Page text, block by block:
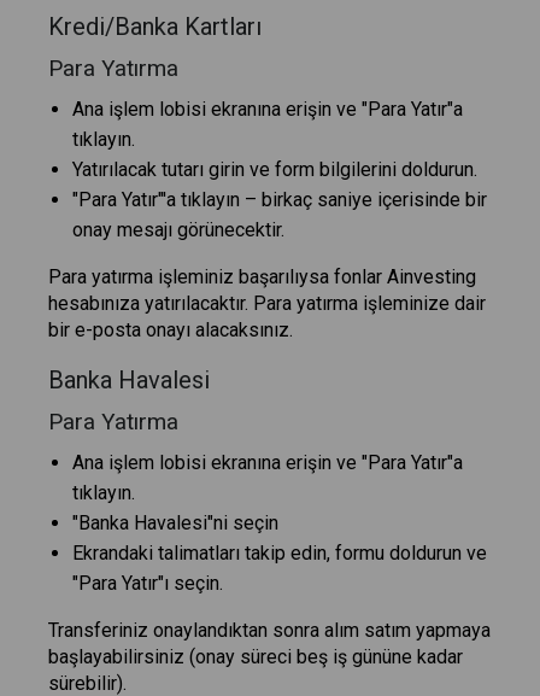
Kredi/Banka Kartları
Para Yatırma
Ana işlem lobisi ekranına erişin ve "Para Yatır"a
tıklayın.
Yatırılacak tutarı girin ve form bilgilerini doldurun.
"Para Yatır"'a tıklayın – birkaç saniye içerisinde bir
onay mesajı görünecektir.
Para yatırma işleminiz başarılıysa fonlar Ainvesting
hesabınıza yatırılacaktır. Para yatırma işleminize dair
bir e-posta onayı alacaksınız.
Banka Havalesi
Para Yatırma
Ana işlem lobisi ekranına erişin ve "Para Yatır"a
tıklayın.
"Banka Havalesi"ni seçin
Ekrandaki talimatları takip edin, formu doldurun ve
"Para Yatır"ı seçin.
Transferiniz onaylandıktan sonra alım satım yapmaya
başlayabilirsiniz (onay süreci beş iş gününe kadar
sürebilir).